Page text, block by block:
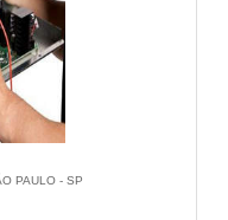
PAULO - SP